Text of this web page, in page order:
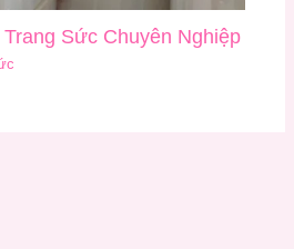
Sức Chuyên Nghiệp